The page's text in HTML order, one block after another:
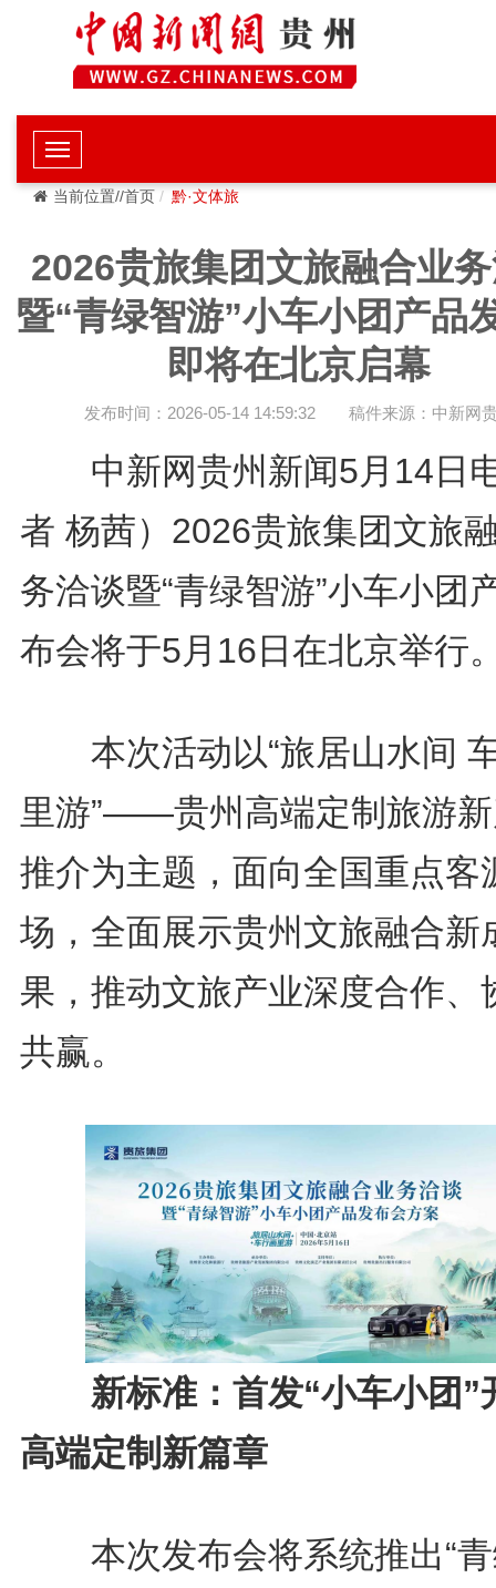
当前位置//首页 黔·文体旅
2026贵旅集团文旅融合业
暨“青绿智游”小车小团产品
即将在北京启幕
发布时间：2026-05-14 14:59:32 稿件来源：中新网
中新网贵州新闻5月14日
者 杨茜）2026贵旅集团文旅
务洽谈暨“青绿智游”小车小团
布会将于5月16日在北京举行
本次活动以“旅居山水间
里游”——贵州高端定制旅游
推介为主题，面向全国重点客
场，全面展示贵州文旅融合新
果，推动文旅产业深度合作、
共赢。
新标准：首发“小车小团”
高端定制新篇章
本次发布会将系统推出“青